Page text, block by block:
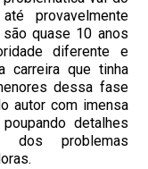
provavelmente
quase 10 anos
diferente e
carreira que tinha
dessa fase
autor com imensa
detalhes
dos problemas